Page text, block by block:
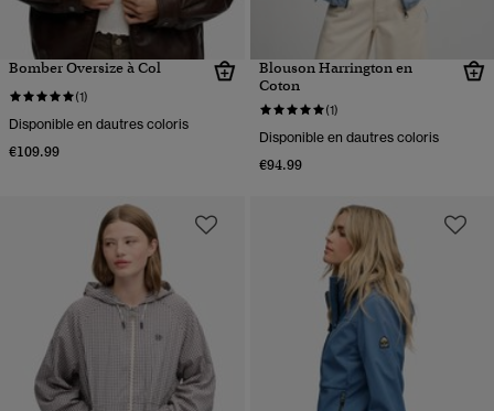
Bomber Oversize à Col
(1)
Disponible en dautres coloris
€109.99
Blouson Harrington en
Coton
(1)
Disponible en dautres coloris
€94.99